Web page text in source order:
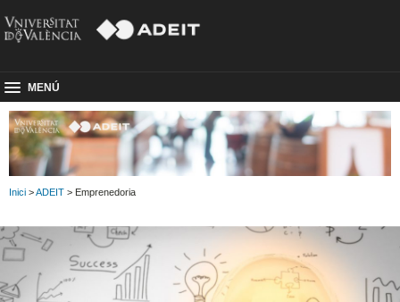
MENÚ
Inici >ADEIT > Emprenedoria